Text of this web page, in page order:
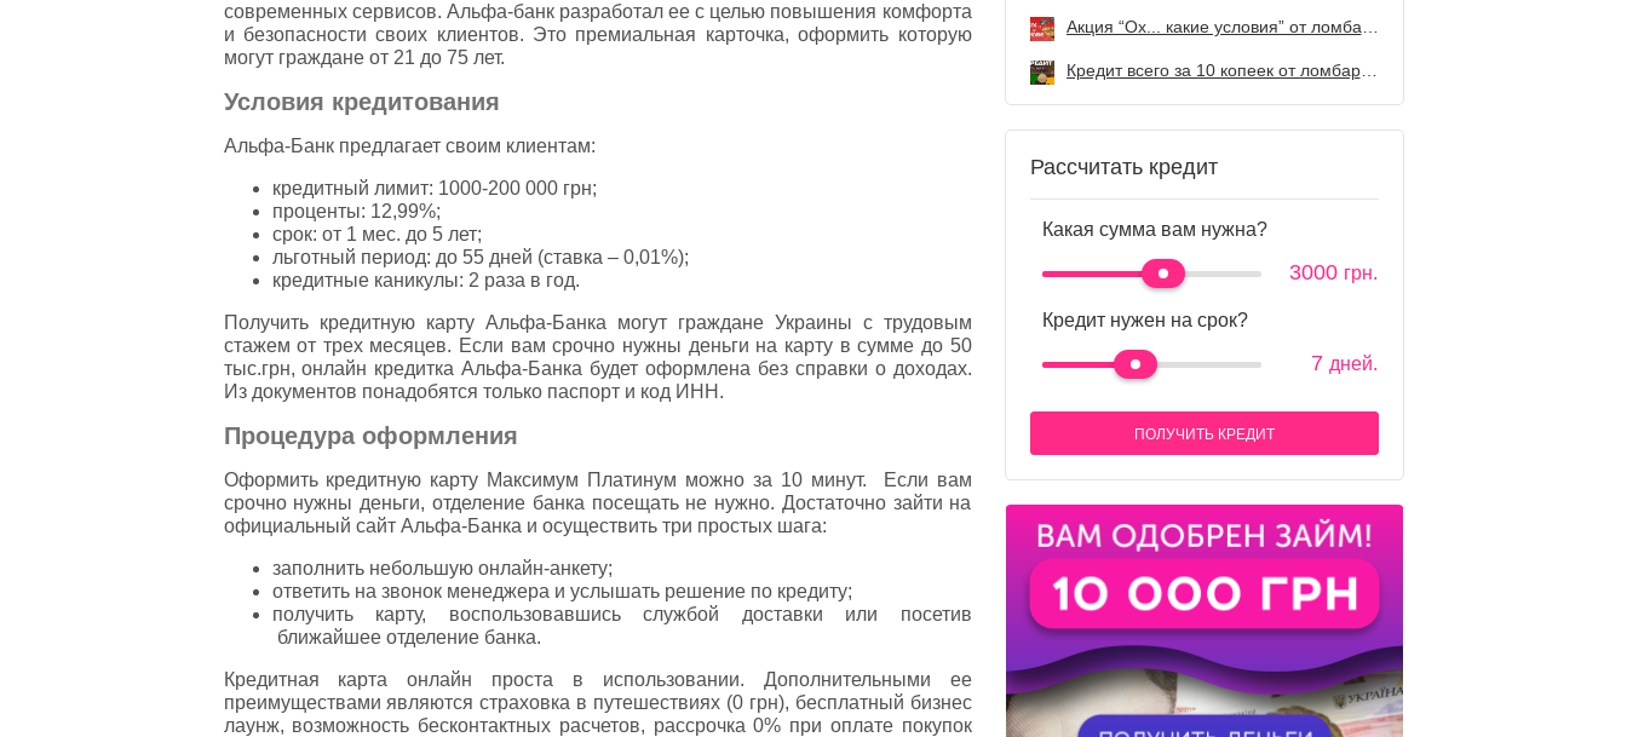
современных сервисов. Альфа-банк разработал ее с целью повышения комфорта
и безопасности своих клиентов. Это премиальная карточка, оформить которую
могут граждане от 21 до 75 лет.
Условия кредитования
Альфа-Банк предлагает своим клиентам:
кредитный лимит: 1000-200 000 грн;
проценты: 12,99%;
срок: от 1 мес. до 5 лет;
льготный период: до 55 дней (ставка – 0,01%);
кредитные каникулы: 2 раза в год.
Получить кредитную карту Альфа-Банка могут граждане Украины с трудовым
стажем от трех месяцев. Если вам срочно нужны деньги на карту в сумме до 50
тыс.грн, онлайн кредитка Альфа-Банка будет оформлена без справки о доходах.
Из документов понадобятся только паспорт и код ИНН.
Процедура оформления
Оформить кредитную карту Максимум Платинум можно за 10 минут. Если вам
срочно нужны деньги, отделение банка посещать не нужно. Достаточно зайти на
официальный сайт Альфа-Банка и осуществить три простых шага:
заполнить небольшую онлайн-анкету;
ответить на звонок менеджера и услышать решение по кредиту;
получить карту, воспользовавшись службой доставки или посетив
ближайшее отделение банка.
Кредитная карта онлайн проста в использовании. Дополнительными ее
преимуществами являются страховка в путешествиях (0 грн), бесплатный бизнес
лаунж, возможность бесконтактных расчетов, рассрочка 0% при оплате покупок
Кредит всего за 10 копеек от ломбарда Первый
Рассчитать кредит
Какая сумма вам нужна?
3000 грн.
Кредит нужен на срок?
7 дней.
ПОЛУЧИТЬ КРЕДИТ